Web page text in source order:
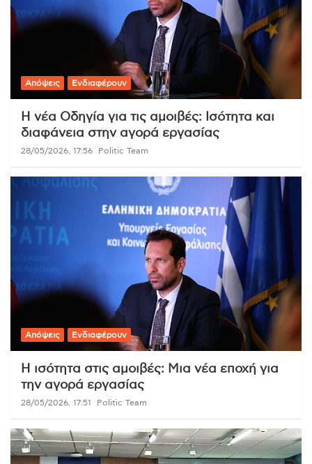
Απόψεις Ενδιαφέρουν
Η νέα Οδηγία για τις αμοιβές: Ισότητα και
διαφάνεια στην αγορά εργασίας
28/05/2026, 17:56 Politic Team
Απόψεις Ενδιαφέρουν
Η ισότητα στις αμοιβές: Μια νέα εποχή για
την αγορά εργασίας
28/05/2026, 17:51 Politic Team